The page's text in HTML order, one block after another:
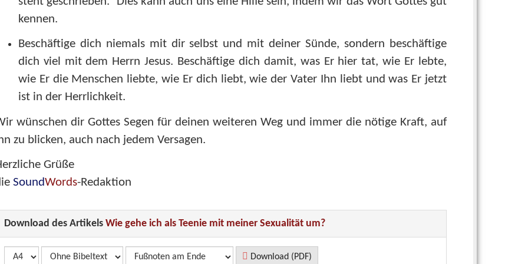
kennen.
Beschäftige dich niemals mit dir selbst und mit deiner Sünde, sondern beschäftige
dich viel mit dem Herrn Jesus. Beschäftige dich damit, was Er hier tat, wie Er lebte,
wie Er die Menschen liebte, wie Er dich liebt, wie der Vater Ihn liebt und was Er jetzt
ist in der Herrlichkeit.
wünschen dir Gottes Segen für deinen weiteren Weg und immer die nötige Kraft, auf
zu blicken, auch nach jedem Versagen.
Grüße
SoundWords-Redaktion
Download des Artikels Wie gehe ich als Teenie mit meiner Sexualität um?
Download (PDF)